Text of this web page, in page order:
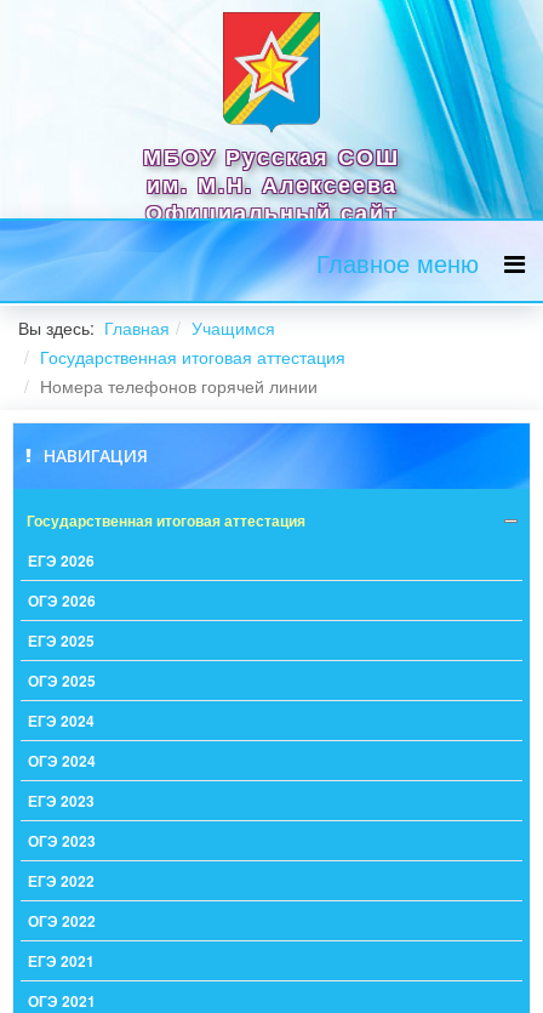
МБОУ Русская СОШ
им. М.Н. Алексеева
Официальный сайт
Главное меню
Вы здесь: Главная
Учащимся
Государственная итоговая аттестация
Номера телефонов горячей линии
НАВИГАЦИЯ
Государственная итоговая аттестация
ЕГЭ 2026
ОГЭ 2026
ЕГЭ 2025
ОГЭ 2025
ЕГЭ 2024
ОГЭ 2024
ЕГЭ 2023
ОГЭ 2023
ЕГЭ 2022
ОГЭ 2022
ЕГЭ 2021
ОГЭ 2021